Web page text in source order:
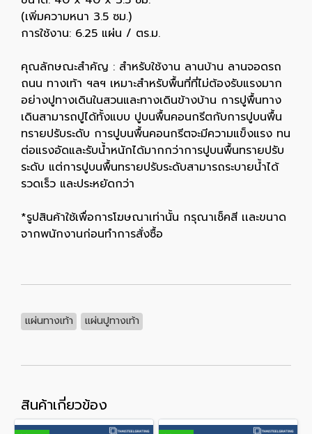
(เพิ่มความหนา 3.5 ซม.)
การใช้งาน: 6.25 แผ่น / ตร.ม.
คุณลักษณะสำคัญ : สำหรับใช้งาน ลานบ้าน ลานจอดรถ
ถนน ทางเท้า ฯลฯ เหมาะสำหรับพื้นที่ที่ไม่ต้องรับแรงมาก
อย่างปูทางเดินในสวนและทางเดินข้างบ้าน การปูพื้นทาง
เดินสามารถปูได้ทั้งแบบ ปูบนพื้นคอนกรีตกับการปูบนพื้น
ทรายปรับระดับ การปูบนพื้นคอนกรีตจะมีความแข็งแรง ทน
ต่อแรงอัดและรับน้ำหนักได้มากกว่าการปูบนพื้นทรายปรับ
ระดับ แต่การปูบนพื้นทรายปรับระดับสามารถระบายน้ำได้
รวดเร็ว และประหยัดกว่า
*รูปสินค้าใช้เพื่อการโฆษณาเท่านั้น กรุณาเช็คสี เเละขนาด
จากพนักงานก่อนทำการสั่งซื้อ
แผ่นทางเท้า แผ่นปูทางเท้า
สินค้าเกี่ยวข้อง